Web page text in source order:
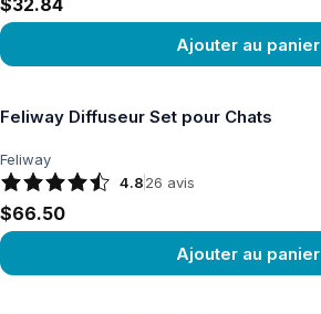
$32.84
Ajouter au panier
Feliway Diffuseur Set pour Chats
Feliway
4.826 avis
$66.50
Ajouter au panier